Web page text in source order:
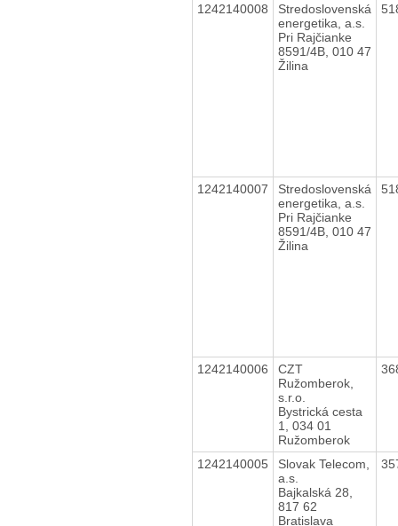
1242140008
Stredoslovenská
energetika, a.s.
Pri Rajčianke
8591/4B, 010 47
Žilina
1242140007
Stredoslovenská
energetika, a.s.
Pri Rajčianke
8591/4B, 010 47
Žilina
1242140006
CZT
Ružomberok,
s.r.o.
Bystrická cesta
1, 034 01
Ružomberok
1242140005
Slovak Telecom,
a.s.
Bajkalská 28,
817 62
Bratislava